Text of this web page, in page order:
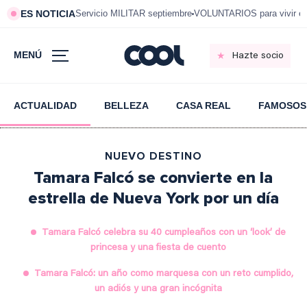
ES NOTICIAServicio MILITAR septiembre VOLUNTARIOS para vivir
MENÚ Hazte socio
ACTUALIDAD BELLEZA CASA REAL FAMOSOS
NUEVO DESTINO
Tamara Falcó se convierte en la
estrella de Nueva York por un día
Tamara Falcó celebra su 40 cumpleaños con un ‘look’ de
princesa y una fiesta de cuento
Tamara Falcó: un año como marquesa con un reto cumplido,
un adiós y una gran incógnita